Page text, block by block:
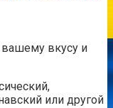
вашему вкусу и
или другой